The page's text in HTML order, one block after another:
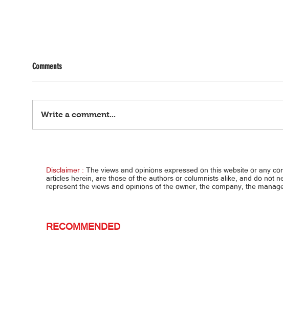
Comments
Write a comment...
Disclaimer : The views and opinions expressed on this website or any
articles herein, are those of the authors or columnists alike, and do not
represent the views and opinions of the owner, the company, the
RECOMMENDED